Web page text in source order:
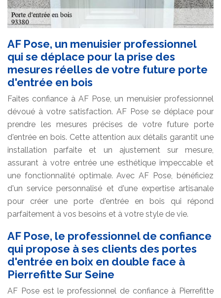
AF Pose, un menuisier professionnel
qui se déplace pour la prise des
mesures réelles de votre future porte
d'entrée en bois
Faites confiance à AF Pose, un menuisier professionnel
dévoué à votre satisfaction. AF Pose se déplace pour
prendre les mesures précises de votre future porte
d'entrée en bois. Cette attention aux détails garantit une
installation parfaite et un ajustement sur mesure,
assurant à votre entrée une esthétique impeccable et
une fonctionnalité optimale. Avec AF Pose, bénéficiez
d'un service personnalisé et d'une expertise artisanale
pour créer une porte d'entrée en bois qui répond
parfaitement à vos besoins et à votre style de vie.
AF Pose, le professionnel de confiance
qui propose à ses clients des portes
d'entrée en boix en double face à
Pierrefitte Sur Seine
AF Pose est le professionnel de confiance à Pierrefitte